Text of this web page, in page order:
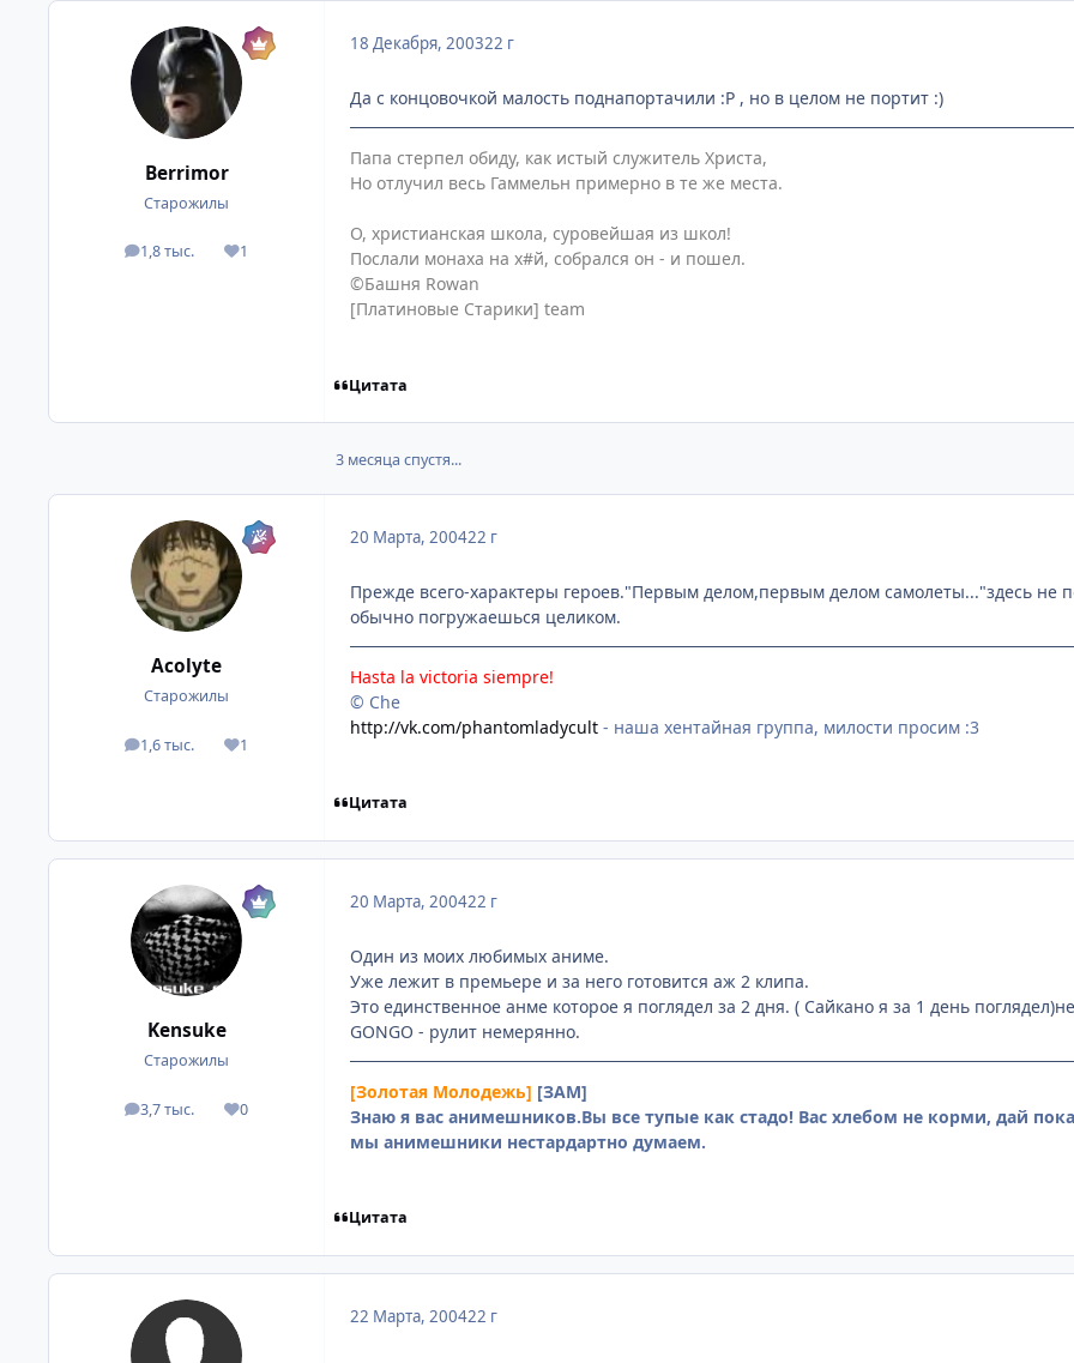
Berrimor
Старожилы
1,8 тыс.
посты 1
Репутация
18 Декабря, 200322 г
Да с концовочкой малость поднапортачили :P , но в целом не портит :)
Папа стерпел обиду, как истый служитель Христа,
Но отлучил весь Гаммельн примерно в те же места.
О, христианская школа, суровейшая из школ!
Послали монаха на х#й, собрался он - и пошел.
©Башня Rowan
[Платиновые Старики] team
Цитата
3 месяца спустя...
Acolyte
Старожилы
1,6 тыс.
посты 1
Репутация
20 Марта, 200422 г
Прежде всего-характеры героев."Первым делом,первым делом самолеты..."здесь не
обычно погружаешься целиком.
Hasta la victoria siempre!
© Che
http://vk.com/phantomladycult - наша хентайная группа, милости просим :3
Цитата
Kensuke
Старожилы
3,7 тыс.
посты 0
Репутация
20 Марта, 200422 г
Один из моих любимых аниме.
Уже лежит в премьере и за него готовится аж 2 клипа.
Это единственное анме которое я поглядел за 2 дня. ( Сайкано я за 1 день
GONGO - рулит немерянно.
[Золотая Молодежь] [ЗАМ]
Знаю я вас анимешников.Вы все тупые как стадо! Вас хлебом не корми, дай
мы анимешники нестардартно думаем.
Цитата
22 Марта, 200422 г